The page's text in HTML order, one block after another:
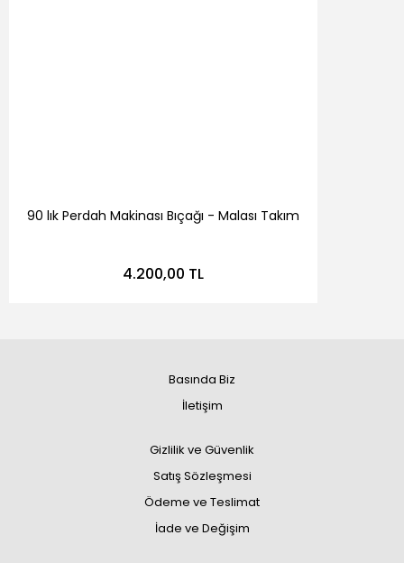
90 lık Perdah Makinası Bıçağı - Malası Takım
4.200,00 TL
Basında Biz
İletişim
Gizlilik ve Güvenlik
Satış Sözleşmesi
Ödeme ve Teslimat
İade ve Değişim